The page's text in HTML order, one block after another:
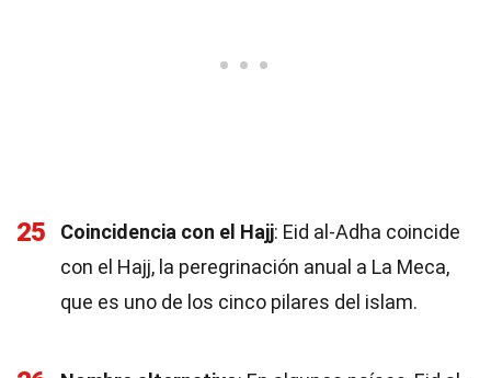
25 Coincidencia con el Hajj: Eid al-Adha coincide
con el Hajj, la peregrinación anual a La Meca,
que es uno de los cinco pilares del islam.